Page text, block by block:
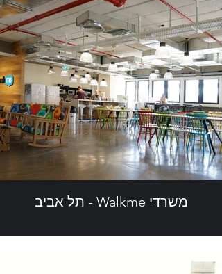
משרדי Walkme - תל אביב